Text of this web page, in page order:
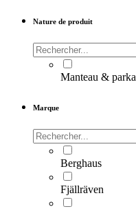
Nature de produit
Manteau & parka
Marque
Berghaus
Fjällräven